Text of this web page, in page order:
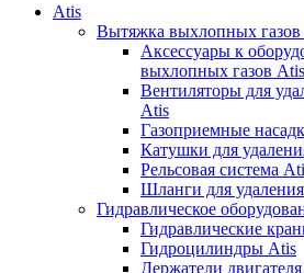
Atis
Вытяжка выхлопных
Аксессуары к
выхлопных газов Atis
Вентиляторы для
Atis
Газоприемные
Катушки для
Рельсовая система
Шланги для
Гидравлическое
Гидравлические
Гидроцилиндры Atis
Держатели